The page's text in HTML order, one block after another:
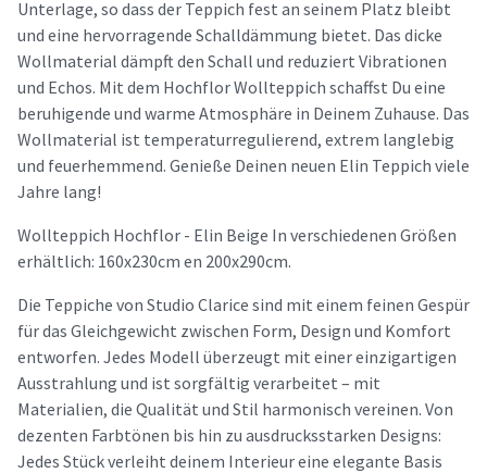
Unterlage, so dass der Teppich fest an seinem Platz bleibt
und eine hervorragende Schalldämmung bietet. Das dicke
Wollmaterial dämpft den Schall und reduziert Vibrationen
und Echos. Mit dem Hochflor Wollteppich schaffst Du eine
beruhigende und warme Atmosphäre in Deinem Zuhause. Das
Wollmaterial ist temperaturregulierend, extrem langlebig
und feuerhemmend. Genieße Deinen neuen Elin Teppich viele
Jahre lang!
Wollteppich Hochflor - Elin Beige In verschiedenen Größen
erhältlich: 160x230cm en 200x290cm.
Die Teppiche von Studio Clarice sind mit einem feinen Gespür
für das Gleichgewicht zwischen Form, Design und Komfort
entworfen. Jedes Modell überzeugt mit einer einzigartigen
Ausstrahlung und ist sorgfältig verarbeitet – mit
Materialien, die Qualität und Stil harmonisch vereinen. Von
dezenten Farbtönen bis hin zu ausdrucksstarken Designs:
Jedes Stück verleiht deinem Interieur eine elegante Basis